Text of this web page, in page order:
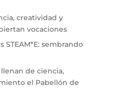
creatividad y
vocaciones
STEAM*E: sembrando
de ciencia,
el Pabellón de